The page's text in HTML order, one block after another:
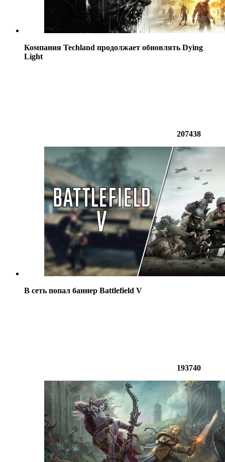
Компания Techland продолжает обновлять Dying
Light
207438
В сеть попал баннер Battlefield V
193740